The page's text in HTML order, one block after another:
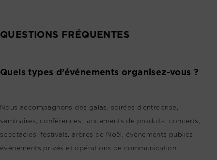
QUESTIONS FRÉQUENTES
Quels types d’événements organisez-vous ?
Nous accompagnons des galas, soirées d’entreprise,
séminaires, conférences, lancements de produits, concerts,
spectacles, festivals, arbres de Noël, événements publics,
événements privés et opérations de communication.